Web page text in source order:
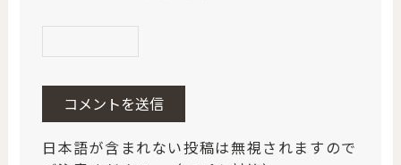
日本語が含まれない投稿は無視されますので